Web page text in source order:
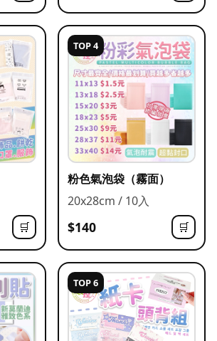
🛒
TOP 4
粉色氣泡袋（霧面）
20x28cm / 10入
$140 🛒
TOP 6